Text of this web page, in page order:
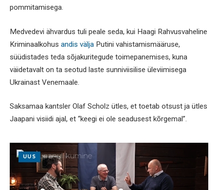
pommitamisega.
Medvedevi ähvardus tuli peale seda, kui Haagi Rahvusvaheline
Kriminaalkohus andis välja Putini vahistamismääruse,
süüdistades teda sõjakuritegude toimepanemises, kuna
väidetavalt on ta seotud laste sunniviisilise üleviimisega
Ukrainast Venemaale.
Saksamaa kantsler Olaf Scholz ütles, et toetab otsust ja ütles
Jaapani visiidi ajal, et “keegi ei ole seadusest kõrgemal”.
UUS